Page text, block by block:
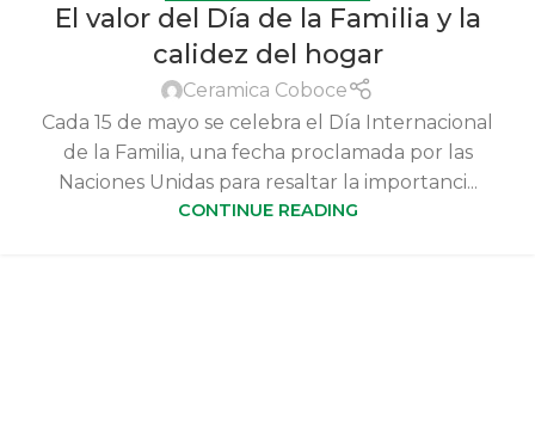
El valor del Día de la Familia y la
calidez del hogar
Ceramica Coboce
Cada 15 de mayo se celebra el Día Internacional
de la Familia, una fecha proclamada por las
Naciones Unidas para resaltar la importanci...
CONTINUE READING